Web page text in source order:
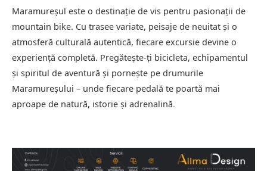
Maramureșul este o destinație de vis pentru pasionații de
mountain bike. Cu trasee variate, peisaje de neuitat și o
atmosferă culturală autentică, fiecare excursie devine o
experiență completă. Pregătește-ți bicicleta, echipamentul
și spiritul de aventură și pornește pe drumurile
Maramureșului – unde fiecare pedală te poartă mai
aproape de natură, istorie și adrenalină.